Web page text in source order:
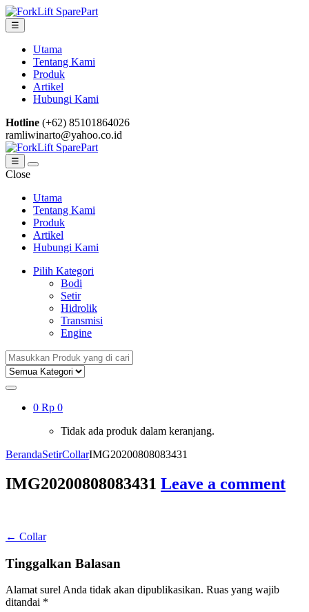
Skip
to
navigation
Skip
to
content
☰
Utama
Tentang Kami
Produk
Artikel
Hubungi Kami
Hotline (+62) 85101864026
ramliwinarto@yahoo.co.id
☰
Close
Utama
Tentang Kami
Produk
Artikel
Hubungi Kami
Pilih Kategori
Bodi
Setir
Hidrolik
Transmisi
Engine
Search
for:
0 Rp 0
Tidak ada produk dalam keranjang.
BerandaSetirCollarIMG20200808083431
IMG20200808083431 Leave a comment
Navigasi
pos
← Collar
Tinggalkan Balasan
Alamat surel Anda tidak akan dipublikasikan. Ruas yang wajib
ditandai *